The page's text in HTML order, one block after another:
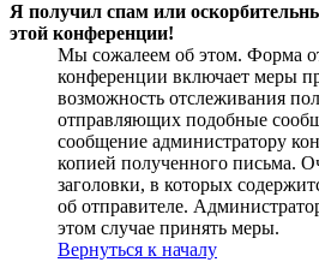
Я получил спам или
этой конференции!
Мы сожалеем об этом. Форма
конференции включает меры
возможность отслеживания
отправляющих подобные
сообщение администратору
копией полученного письма.
заголовки, в которых
об отправителе.
этом случае принять меры.
Вернуться к началу